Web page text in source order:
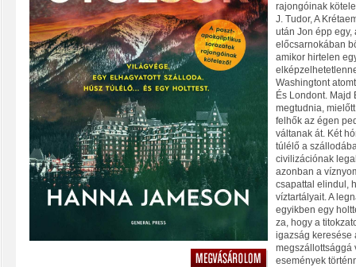
rajongóinak
J. Tudor, A
után Jon épp
előcsarnokában
amikor hirtelen
Washingtont
És Londont. Majd
megtudnia,
felhők az égen
váltanak át. Két
túlélő a
civilizációnak
azonban a
csapattal elindul,
víztartályait. A
egyikben egy
za, hogy a
igazság keresése
megszállottsággá
események